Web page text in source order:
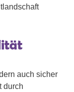
auch sicher
durch